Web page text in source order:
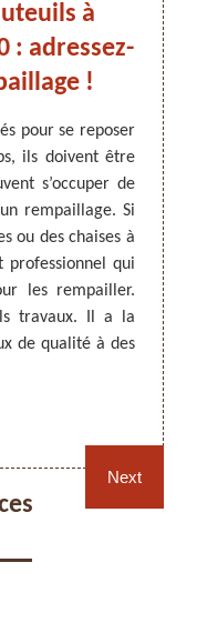
-
59 NORD
fauteuil, chaises
et sièges 59
à
: adressez-
!
pour se reposer
ils doivent être
s’occuper de
rempaillage. Si
ou des chaises à
professionnel qui
les rempailler.
travaux. Il a la
de qualité à des
Pour
de
est
que
Next